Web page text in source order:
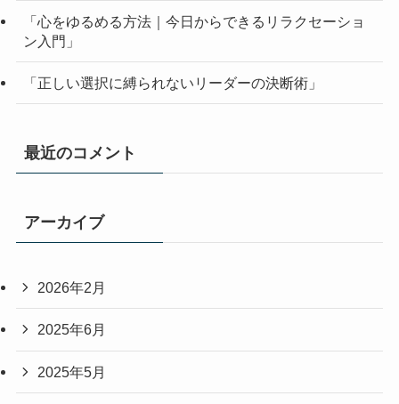
「心をゆるめる方法｜今日からできるリラクセーショ
ン入門」
「正しい選択に縛られないリーダーの決断術」
最近のコメント
アーカイブ
2026年2月
2025年6月
2025年5月